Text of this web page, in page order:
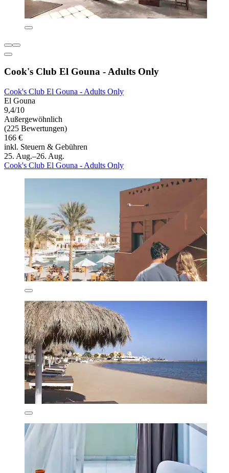
Cook's Club El Gouna - Adults Only
Cook's Club El Gouna - Adults Only
El Gouna
9,4/10
Außergewöhnlich
(225 Bewertungen)
166 €
inkl. Steuern & Gebühren
25. Aug.–26. Aug.
Cook's Club El Gouna - Adults Only